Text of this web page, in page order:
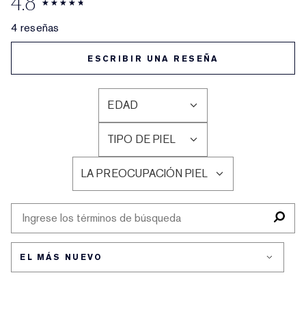
4 reseñas
ESCRIBIR UNA RESEÑA
EDAD
FILTRAR
RESEÑAS
POR
EDAD
TIPO DE PIEL
FILTRAR
RESEÑAS
POR
TIPO
DE
PIEL
LA PREOCUPACIÓN PIEL
FILTRAR
RESEÑAS
LA
PIEL